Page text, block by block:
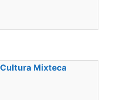
Cultura Mixteca